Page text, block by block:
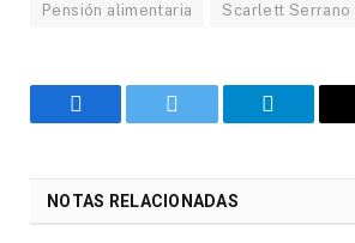
Pensión alimentaria Scarlett Serrano
Facebook Twitter Telegram
NOTAS RELACIONADAS